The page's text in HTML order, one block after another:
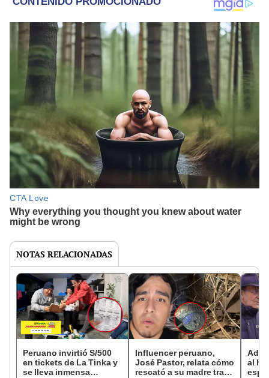
NOTAS RELACIONADAS
Peruano invirtió S/500
en tickets de La Tinka y
se lleva inmensa
Influencer peruano,
José Pastor, relata cómo
rescató a su madre tras
al